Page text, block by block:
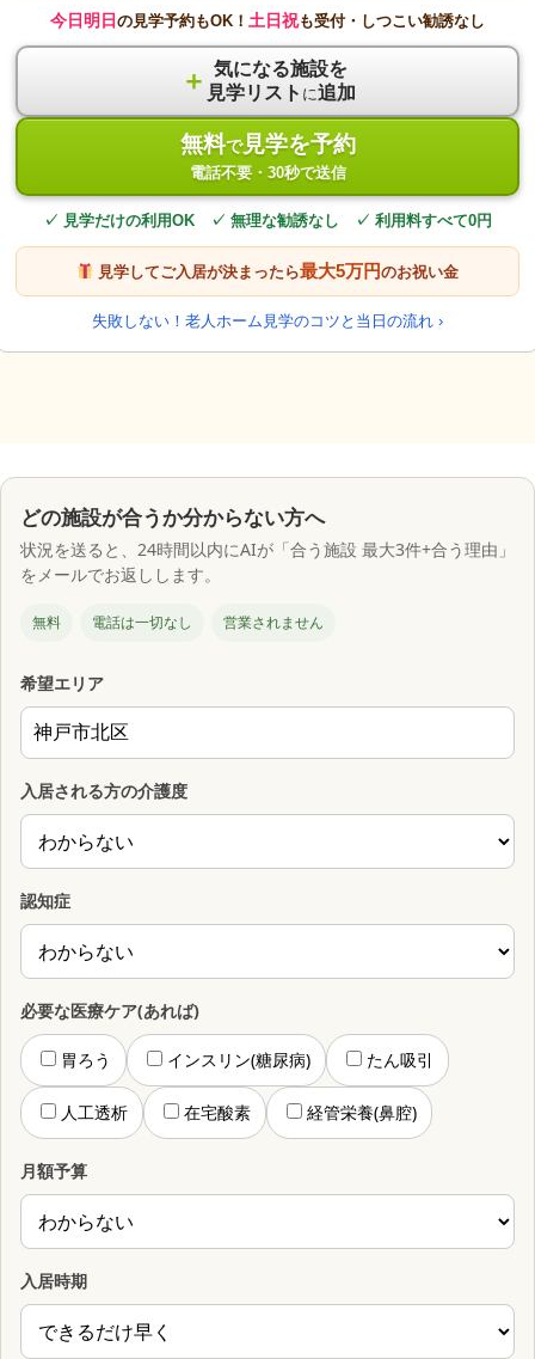
今日明日 の見学予約もOK！ 土日祝も受付・しつこい勧誘なし
＋ 気になる施設を
見学リスト に追加
無料で見学を予約
電話不要・30秒で送信
✓ 見学だけの利用OK ✓ 無理な勧誘なし ✓ 利用料すべて0円
見学してご入居が決まったら最大5万円のお祝い金
失敗しない！老人ホーム見学のコツと当日の流れ ›
どの施設が合うか分からない方へ
状況を送ると、24時間以内にAIが「合う施設 最大3件+合う理由」
をメールでお返しします。
無料 電話は一切なし 営業されません
希望エリア
入居される方の介護度
認知症
必要な医療ケア(あれば)
胃ろう インスリン(糖尿病) たん吸引
人工透析 在宅酸素 経管栄養(鼻腔)
月額予算
入居時期